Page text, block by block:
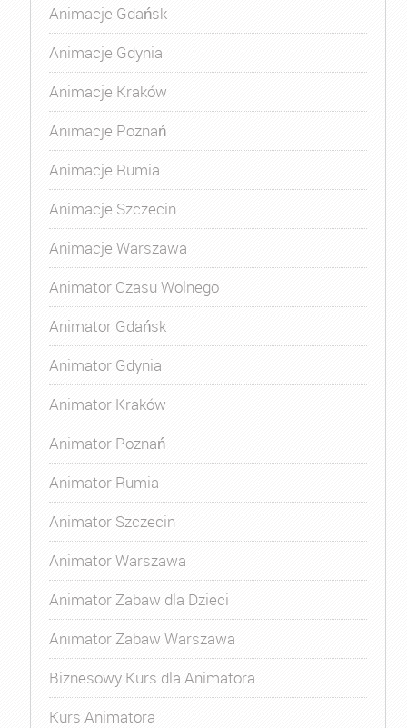
Animacje Gdańsk
Animacje Gdynia
Animacje Kraków
Animacje Poznań
Animacje Rumia
Animacje Szczecin
Animacje Warszawa
Animator Czasu Wolnego
Animator Gdańsk
Animator Gdynia
Animator Kraków
Animator Poznań
Animator Rumia
Animator Szczecin
Animator Warszawa
Animator Zabaw dla Dzieci
Animator Zabaw Warszawa
Biznesowy Kurs dla Animatora
Kurs Animatora